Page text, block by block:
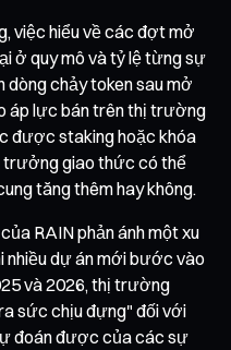
việc hiểu về các đợt mở
ở quy mô và tỷ lệ từng sự
dòng chảy token sau mở
áp lực bán trên thị trường
được staking hoặc khóa
giao thức có thể
tăng thêm hay không.
RAIN phản ánh một xu
dự án mới bước vào
và 2026, thị trường
sức chịu đựng" đối với
đoán được của các sự